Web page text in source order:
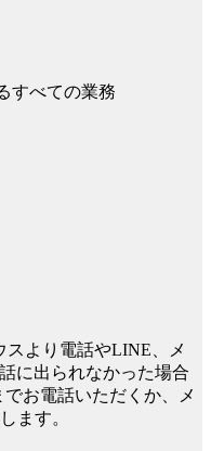
すべての業務
スより電話やLINE、メ
に出られなかった場合
でお電話いただくか、メ
ます。